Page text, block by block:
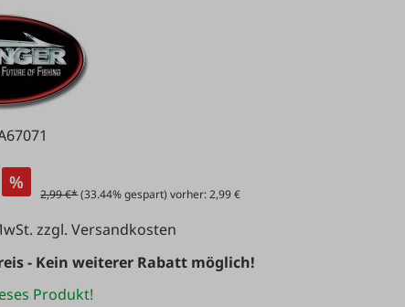
%
2,99 €*(33.44% gespart) vorher: 2,99 €
zzgl. Versandkosten
- Kein weiterer Rabatt möglich!
Produkt!